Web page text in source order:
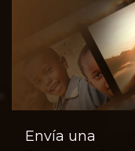
Envía una